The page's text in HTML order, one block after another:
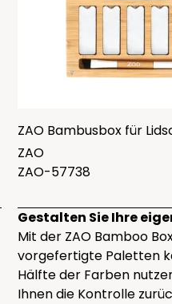
ZAO Bambusbox für
ZAO
ZAO-57738
Gestalten Sie Ihre
Mit der ZAO Bamboo
vorgefertigte Paletten
Hälfte der Farben
Ihnen die Kontrolle